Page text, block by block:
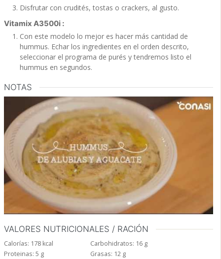
Disfrutar con crudités, tostas o crackers, al gusto.
Vitamix A3500i :
Con este modelo lo mejor es hacer más cantidad de
hummus. Echar los ingredientes en el orden descrito,
seleccionar el programa de purés y tendremos listo el
hummus en segundos.
NOTAS
VALORES NUTRICIONALES / RACIÓN
Calorías: 178 kcal Carbohidratos: 16 g
Proteinas: 5 g Grasas: 12 g